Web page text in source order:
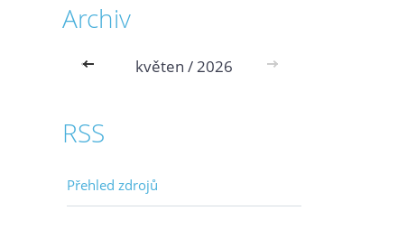
Archiv
<< květen / 2026 >>
RSS
Přehled zdrojů